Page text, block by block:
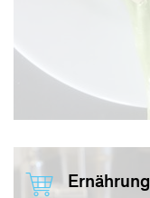
Ernährung